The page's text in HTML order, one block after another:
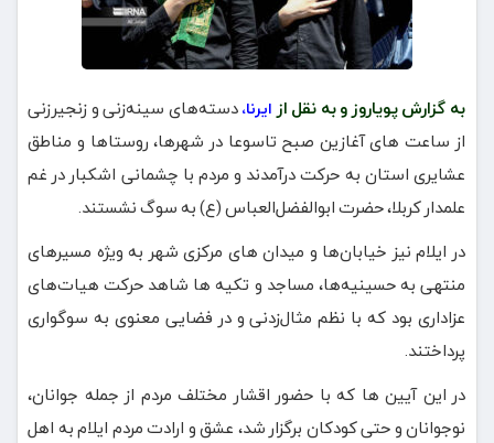
به گزارش پویاروز و به نقل از ایرنا،دسته‌های سینه‌زنی و زنجیرزنی
از ساعت های آغازین صبح تاسوعا در شهرها، روستاها و مناطق
عشایری استان به حرکت درآمدند و مردم با چشمانی اشکبار در غم
علمدار کربلا، حضرت ابوالفضل‌العباس (ع) به سوگ نشستند.
در ایلام نیز خیابان‌ها و میدان های مرکزی شهر به ویژه مسیرهای
منتهی به حسینیه‌ها، مساجد و تکیه ها شاهد حرکت هیات‌های
عزاداری بود که با نظم مثال‌زدنی و در فضایی معنوی به سوگواری
پرداختند.
در این آیین ها که با حضور اقشار مختلف مردم از جمله جوانان،
نوجوانان و حتی کودکان برگزار شد، عشق و ارادت مردم ایلام به اهل